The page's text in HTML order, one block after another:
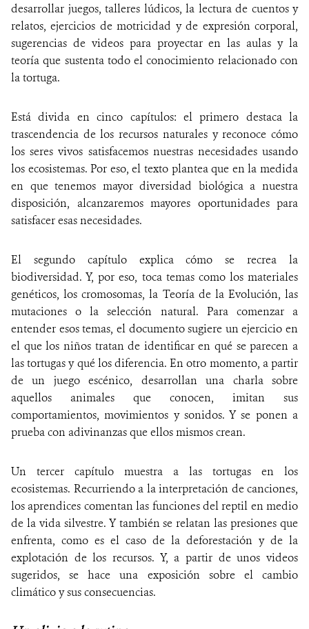
desarrollar juegos, talleres lúdicos, la lectura de cuentos y
relatos, ejercicios de motricidad y de expresión corporal,
sugerencias de videos para proyectar en las aulas y la
teoría que sustenta todo el conocimiento relacionado con
la tortuga.
Está divida en cinco capítulos: el primero destaca la
trascendencia de los recursos naturales y reconoce cómo
los seres vivos satisfacemos nuestras necesidades usando
los ecosistemas. Por eso, el texto plantea que en la medida
en que tenemos mayor diversidad biológica a nuestra
disposición, alcanzaremos mayores oportunidades para
satisfacer esas necesidades.
El segundo capítulo explica cómo se recrea la
biodiversidad. Y, por eso, toca temas como los materiales
genéticos, los cromosomas, la Teoría de la Evolución, las
mutaciones o la selección natural. Para comenzar a
entender esos temas, el documento sugiere un ejercicio en
el que los niños tratan de identificar en qué se parecen a
las tortugas y qué los diferencia. En otro momento, a partir
de un juego escénico, desarrollan una charla sobre
aquellos animales que conocen, imitan sus
comportamientos, movimientos y sonidos. Y se ponen a
prueba con adivinanzas que ellos mismos crean.
Un tercer capítulo muestra a las tortugas en los
ecosistemas. Recurriendo a la interpretación de canciones,
los aprendices comentan las funciones del reptil en medio
de la vida silvestre. Y también se relatan las presiones que
enfrenta, como es el caso de la deforestación y de la
explotación de los recursos. Y, a partir de unos videos
sugeridos, se hace una exposición sobre el cambio
climático y sus consecuencias.